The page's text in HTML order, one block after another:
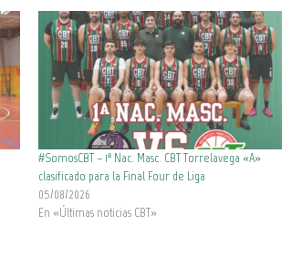
#SomosCBT – 1ª Nac. Masc. CBT Torrelavega «A»
clasificado para la Final Four de Liga
05/08/2026
En «Últimas noticias CBT»